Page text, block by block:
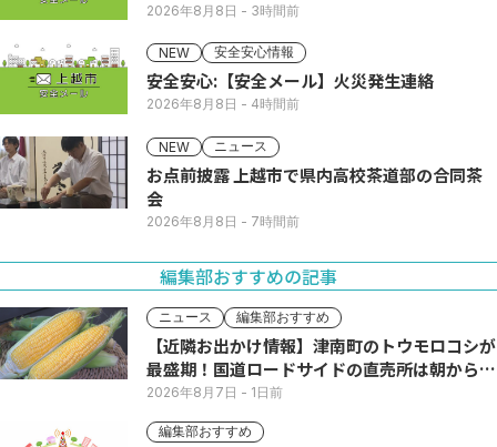
2026年8月8日 - 3時間前
NEW 安全安心情報
安全安心:【安全メール】火災発生連絡
2026年8月8日 - 4時間前
NEW ニュース
お点前披露 上越市で県内高校茶道部の合同茶
会
2026年8月8日 - 7時間前
編集部おすすめの記事
ニュース 編集部おすすめ
【近隣お出かけ情報】津南町のトウモロコシが
最盛期！国道ロードサイドの直売所は朝から長
い列
2026年8月7日 - 1日前
編集部おすすめ